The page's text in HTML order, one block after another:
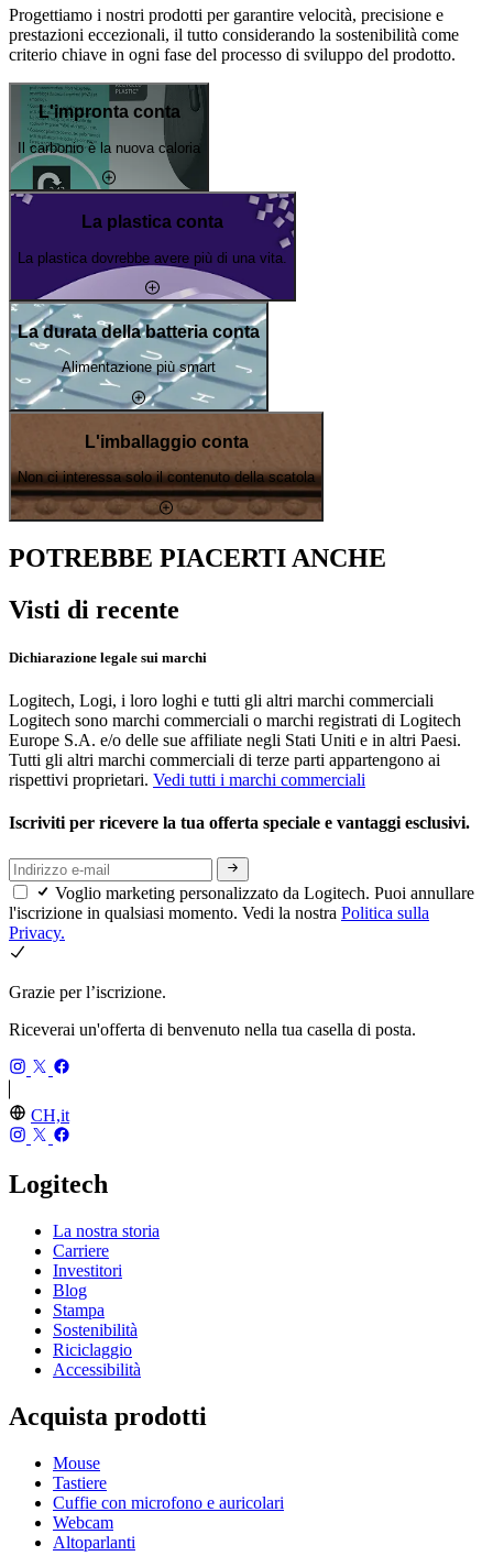
Progettiamo i nostri prodotti per garantire velocità, precisione e
prestazioni eccezionali, il tutto considerando la sostenibilità come
criterio chiave in ogni fase del processo di sviluppo del prodotto.
L'impronta conta
Il carbonio è la nuova caloria
La plastica conta
La plastica dovrebbe avere più di una vita.
La durata della batteria conta
Alimentazione più smart
L'imballaggio conta
Non ci interessa solo il contenuto della scatola
POTREBBE PIACERTI ANCHE
Visti di recente
Dichiarazione legale sui marchi
Logitech, Logi, i loro loghi e tutti gli altri marchi commerciali
Logitech sono marchi commerciali o marchi registrati di Logitech
Europe S.A. e/o delle sue affiliate negli Stati Uniti e in altri Paesi.
Tutti gli altri marchi commerciali di terze parti appartengono ai
rispettivi proprietari. Vedi tutti i marchi commerciali
Iscriviti per ricevere la tua offerta speciale e vantaggi esclusivi.
Voglio marketing personalizzato da Logitech. Puoi annullare
l'iscrizione in qualsiasi momento. Vedi la nostra Politica sulla
Privacy.
Grazie per l’iscrizione.
Riceverai un'offerta di benvenuto nella tua casella di posta.
CH,it
Logitech
La nostra storia
Carriere
Investitori
Blog
Stampa
Sostenibilità
Riciclaggio
Accessibilità
Acquista prodotti
Mouse
Tastiere
Cuffie con microfono e auricolari
Webcam
Altoparlanti